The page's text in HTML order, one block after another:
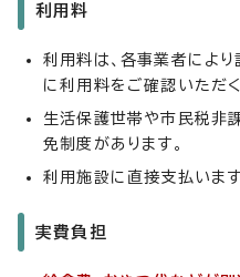
利用料
利用料は、各事業者によ
に利用料をご確認いただく
生活保護世帯や市民税非
免制度があります。
利用施設に直接支払います
実費負担